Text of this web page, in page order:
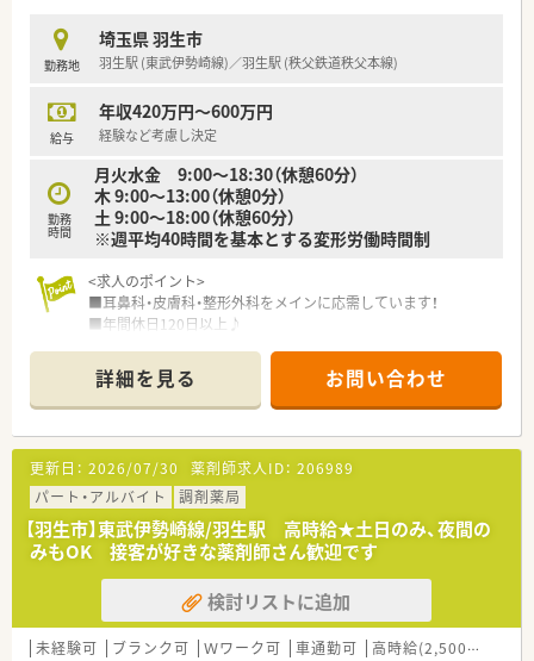
■研修体制も整っています。新人研修・OJT研修・集合研修・幹部
研修など、会社として社員育成にも力を入れています。
■認定薬剤師資格取得のための「e-ラーニング補助」もしていま
■年間休日120日以上でワークライフバランスも整っています。
■勤続5年ごとに公休として「リフレッシュ休暇」が5日間付与さ
■5年に1度の頻度で社員旅行に行っており、社員間の交流を図
るイベントも開催しています。
勤務地
埼玉県 羽生市
羽生駅 (東武伊勢崎線)／羽生駅 (秩父鉄道秩父本線)
給与
年収420万円～600万円
経験など考慮し決定
勤務
時間
月火水金 9:00～18:30（休憩60分）
木 9:00～13:00（休憩0分）
土 9:00～18:00（休憩60分）
※週平均40時間を基本とする変形労働時間制
<求人のポイント>
■耳鼻科・皮膚科・整形外科をメインに応需しています！
■年間休日120日以上♪
入職を進めることができます♪
■福利厚生も充実♪リロクラブ・保養施設などの利用も可能☆
<こんな会社です>
■埼玉県内で20店舗以上の調剤薬局を展開しており、患者様の
かかりつけ薬局となるように社員一同日々研鑽を重ねていま
す。
■クリニックや医院の門前に出店している割合が、地域の皆様と
の触れ合いを大切にしながらお仕事できます。
■4つの心を大切にする会社でありたいと考えます。
「患者様を大切にする心」「地域社会との関係を大切にする心」
「病院や取引先との関係を大切にする心」「社員とその家族を大
切にする心」
■健康診断・保養所・福利厚生倶楽部など、福利厚生が充実。安心
詳細を見る お問い合わせ
更新日： 2026/07/30 薬剤師求人ID： 206989
パート・アルバイト
調剤薬局
【羽生市】東武伊勢崎線/羽生駅 高時給★土日のみ、夜間の
みもOK 接客が好きな薬剤師さん歓迎です
検討リストに追加
未経験可 ブランク可 Ｗワーク可 車通勤可 高時給(2,500円以上)